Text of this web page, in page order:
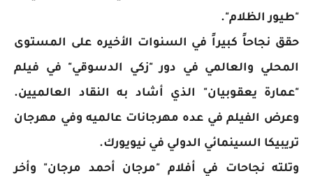
"طيور الظلام".
حقق نجاحاً كبيراً في السنوات الأخيره على المستوى
المحلي والعالمي في دور "زكي الدسوقي" في فيلم
"عمارة يعقوبيان" الذي أشاد به النقاد العالميين.
وعرض الفيلم في عده مهرجانات عالميه وفي مهرجان
تريبيكا السينمائي الدولي في نيويورك.
وتلته نجاحات في أفلام "مرجان أحمد مرجان" وأخر